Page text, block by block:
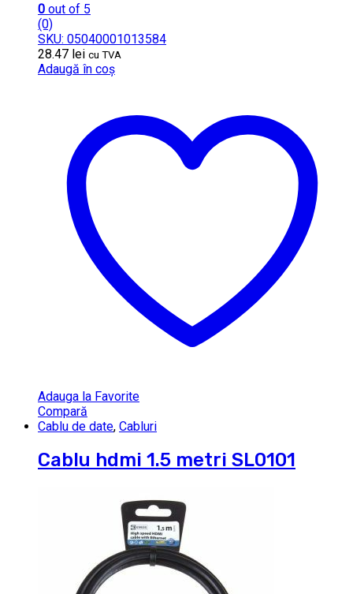
0 out of 5
(0)
SKU: 05040001013584
28.47 lei cu TVA
Adaugă în coș
Adauga la Favorite
Compară
Cablu de date, Cabluri
Cablu hdmi 1.5 metri SL0101